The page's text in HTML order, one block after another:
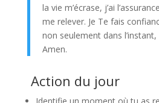
la vie m’écrase, j’ai
me relever. Je Te fais
non seulement dans
Amen.
️ Action du jour